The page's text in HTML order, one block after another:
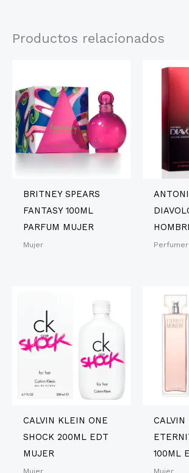
Productos relacionados
BRITNEY SPEARS
FANTASY 100ML
PARFUM MUJER
Mujer
CALVIN KLEIN ONE
SHOCK 200ML EDT
MUJER
Mujer
CALVIN
100ML
Mujer